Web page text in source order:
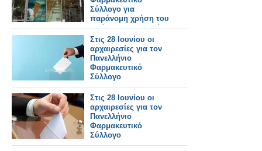
Σύλλογο για
παράνομη χρήση του
πράσινου σταυρού
από αλυσίδα
καλλυντικών
Στις 28 Ιουνίου οι
αρχαιρεσίες για τον
Πανελλήνιο
Φαρμακευτικό
Σύλλογο
Στις 28 Ιουνίου οι
αρχαιρεσίες για τον
Πανελλήνιο
Φαρμακευτικό
Σύλλογο